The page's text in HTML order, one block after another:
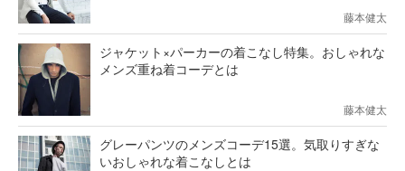
藤本健太
ジャケット×パーカーの着こなし特集。おしゃれな
メンズ重ね着コーデとは
藤本健太
グレーパンツのメンズコーデ15選。気取りすぎな
いおしゃれな着こなしとは